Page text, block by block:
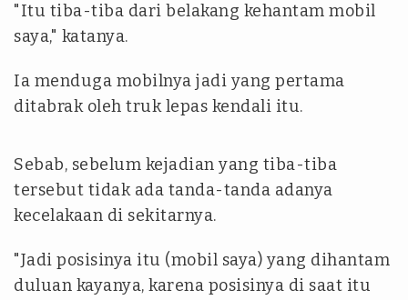
"Itu tiba-tiba dari belakang kehantam mobil
saya," katanya.
Ia menduga mobilnya jadi yang pertama
ditabrak oleh truk lepas kendali itu.
Sebab, sebelum kejadian yang tiba-tiba
tersebut tidak ada tanda-tanda adanya
kecelakaan di sekitarnya.
"Jadi posisinya itu (mobil saya) yang dihantam
duluan kayanya, karena posisinya di saat itu